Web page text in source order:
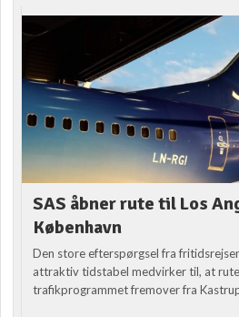
SAS åbner rute til Los
København
Den store efterspørgsel fra
attraktiv tidstabel medvirker til, at
trafikprogrammet fremover fra